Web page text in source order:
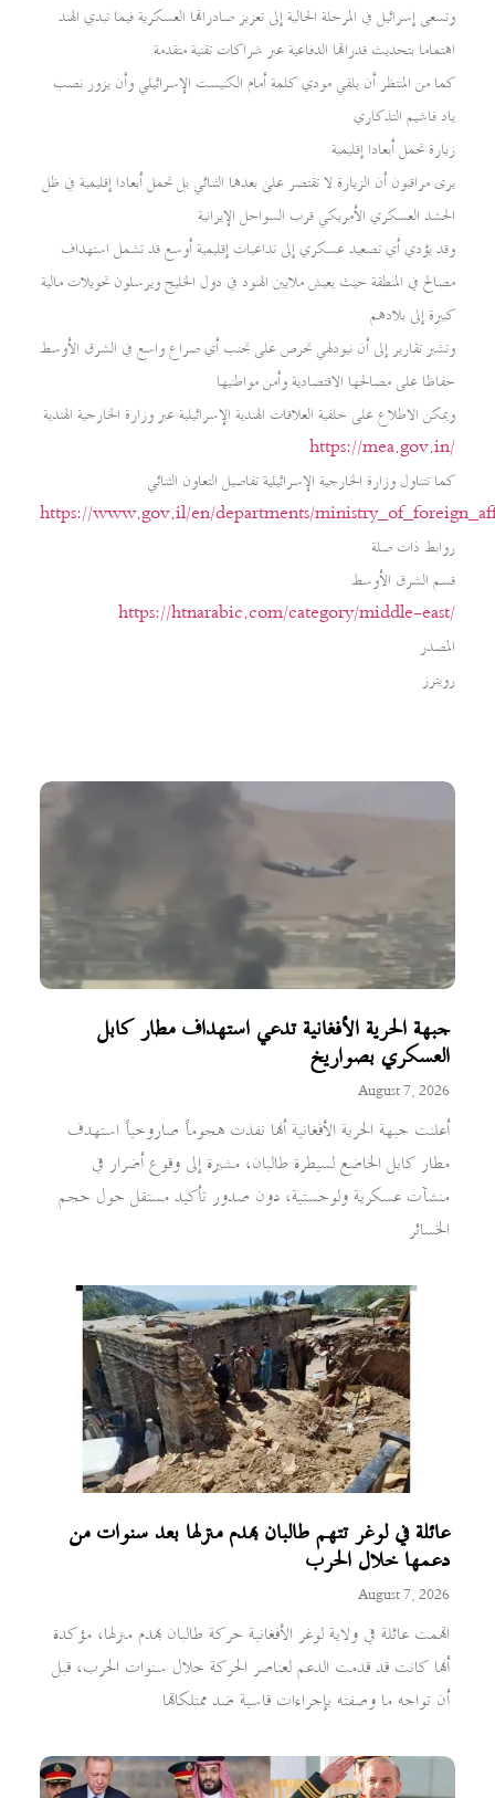
جبهة الحرية الأفغانية تدعي استهداف مطار كابل
العسكري بصواريخ
August 7, 2026
أعلنت جبهة الحرية الأفغانية أنها نفذت هجوماً صاروخياً استهدف
مطار كابل الخاضع لسيطرة طالبان، مشيرة إلى وقوع أضرار في
منشآت عسكرية ولوجستية، دون صدور تأكيد مستقل حول حجم
الخسائر
عائلة في لوغر تتهم طالبان بهدم منزلها بعد سنوات من
دعمها خلال الحرب
August 7, 2026
اتهمت عائلة في ولاية لوغر الأفغانية حركة طالبان بهدم منزلها، مؤكدة
أنها كانت قد قدمت الدعم لعناصر الحركة خلال سنوات الحرب، قبل
أن تواجه ما وصفته بإجراءات قاسية ضد ممتلكاتها
وتسعى إسرائيل في المرحلة الحالية إلى تعزيز صادراتها العسكرية فيما تبدي الهند
اهتماما بتحديث قدراتها الدفاعية عبر شراكات تقنية متقدمة
كما من المنتظر أن يلقي مودي كلمة أمام الكنيست الإسرائيلي وأن يزور نصب
ياد فاشيم التذكاري
زيارة تحمل أبعادا إقليمية
يرى مراقبون أن الزيارة لا تقتصر على بعدها الثنائي بل تحمل أبعادا إقليمية في ظل
الحشد العسكري الأمريكي قرب السواحل الإيرانية
وقد يؤدي أي تصعيد عسكري إلى تداعيات إقليمية أوسع قد تشمل استهداف
مصالح في المنطقة حيث يعيش ملايين الهنود في دول الخليج ويرسلون تحويلات مالية
كبيرة إلى بلادهم
وتشير تقارير إلى أن نيودلهي تحرص على تجنب أي صراع واسع في الشرق الأوسط
حفاظا على مصالحها الاقتصادية وأمن مواطنيها
ويمكن الاطلاع على خلفية العلاقات الهندية الإسرائيلية عبر وزارة الخارجية الهندية
https://mea.gov.in/
كما تتناول وزارة الخارجية الإسرائيلية تفاصيل التعاون الثنائي
https://www.gov.il/en/departments/
روابط ذات صلة
قسم الشرق الأوسط
https://htnarabic.com/category/middle-east/
المصدر
رويترز